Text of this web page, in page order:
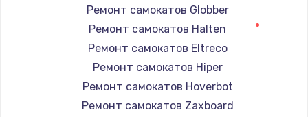
Ремонт самокатов Globber
Ремонт самокатов Halten
Ремонт самокатов Eltreco
Ремонт самокатов Hiper
Ремонт самокатов Hoverbot
Ремонт самокатов Zaxboard